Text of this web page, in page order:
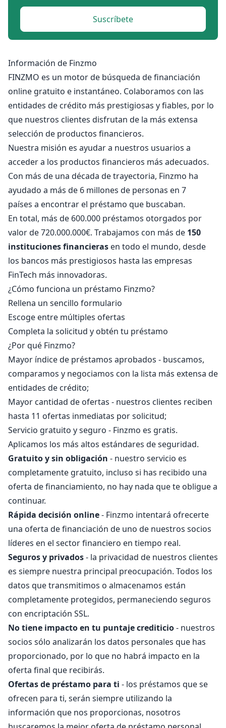
Suscríbete
Información de Finzmo
FINZMO es un motor de búsqueda de financiación
online gratuito e instantáneo. Colaboramos con las
entidades de crédito más prestigiosas y fiables, por lo
que nuestros clientes disfrutan de la más extensa
selección de productos financieros.
Nuestra misión es ayudar a nuestros usuarios a
acceder a los productos financieros más adecuados.
Con más de una década de trayectoria, Finzmo ha
ayudado a más de 6 millones de personas en 7
países a encontrar el préstamo que buscaban.
En total, más de 600.000 préstamos otorgados por
valor de 720.000.000€. Trabajamos con más de 150
instituciones financieras en todo el mundo, desde
los bancos más prestigiosos hasta las empresas
FinTech más innovadoras.
¿Cómo funciona un préstamo Finzmo?
Rellena un sencillo formulario
Escoge entre múltiples ofertas
Completa la solicitud y obtén tu préstamo
¿Por qué Finzmo?
Mayor índice de préstamos aprobados - buscamos,
comparamos y negociamos con la lista más extensa de
entidades de crédito;
Mayor cantidad de ofertas - nuestros clientes reciben
hasta 11 ofertas inmediatas por solicitud;
Servicio gratuito y seguro - Finzmo es gratis.
Aplicamos los más altos estándares de seguridad.
Gratuito y sin obligación - nuestro servicio es
completamente gratuito, incluso si has recibido una
oferta de financiamiento, no hay nada que te obligue a
continuar.
Rápida decisión online- Finzmo intentará ofrecerte
una oferta de financiación de uno de nuestros socios
líderes en el sector financiero en tiempo real.
Seguros y privados- la privacidad de nuestros clientes
es siempre nuestra principal preocupación. Todos los
datos que transmitimos o almacenamos están
completamente protegidos, permaneciendo seguros
con encriptación SSL.
No tiene impacto en tu puntaje crediticio- nuestros
socios sólo analizarán los datos personales que has
proporcionado, por lo que no habrá impacto en la
oferta final que recibirás.
Ofertas de préstamo para ti - los préstamos que se
ofrecen para ti, serán siempre utilizando la
información que nos proporcionas, nosotros